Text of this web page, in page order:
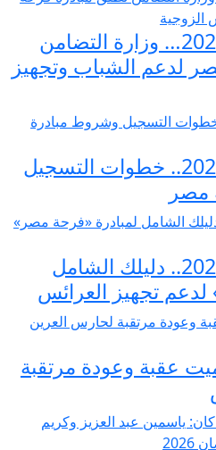
منصة تيسير الزواج 2026… وزارة التضامن
لدعم الشباب وتجهيز
منصة تيسير الزواج 2026.. خطوات التسجيل
مصر
منصة تيسير الزواج 2026.. دليلك الشامل
تجهيز العرائس
عقبة وعودة مرتقبة